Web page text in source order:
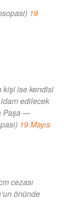
19
kişi ise kendisi
idam edilecek
Paşa —
19 Mayıs
cezası
önünde